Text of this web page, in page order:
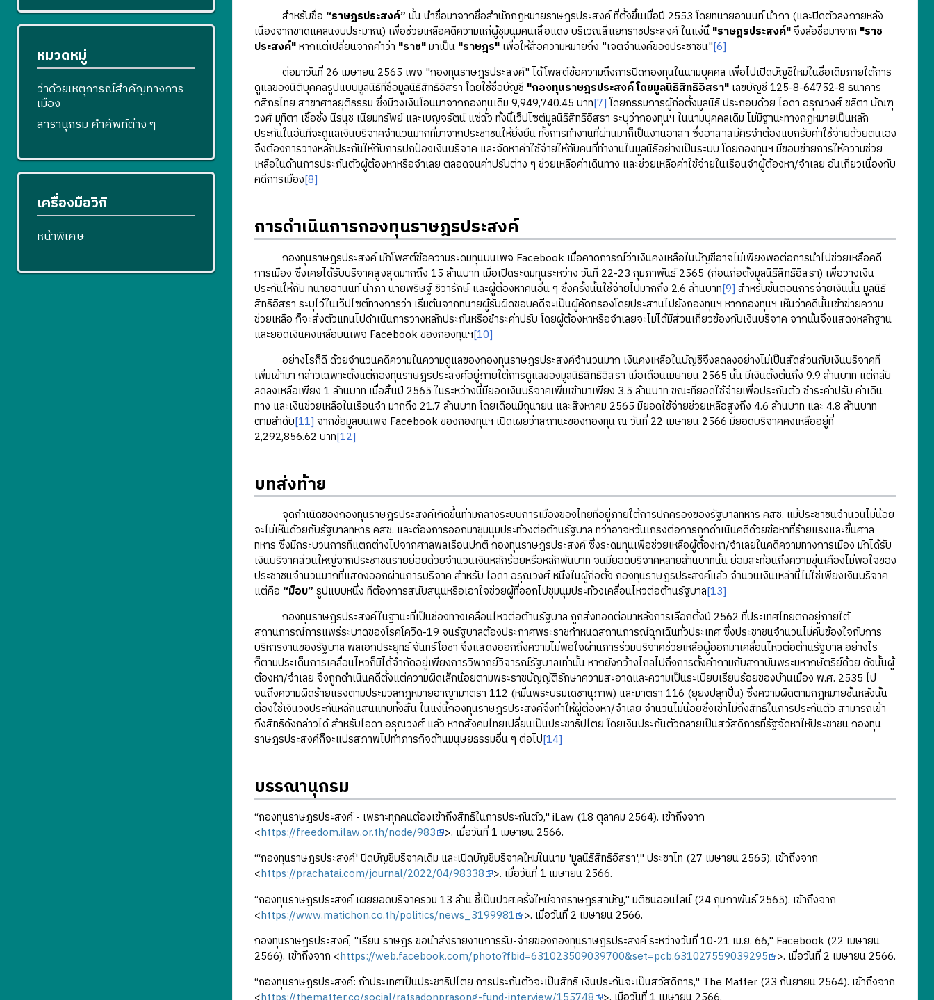
สำหรับชื่อ “ราษฎรประสงค์” นั้น นำชื่อมาจากชื่อสำนักกฎหมายราษฎรประสงค์ ที่ตั้งขึ้นเมื่อปี 2553 โดยทนายอานนท์ นำภา (และปิดตัวลงภายหลัง
เนื่องจากขาดแคลนงบประมาณ) เพื่อช่วยเหลือคดีความแก่ผู้ชุมนุมคนเสื้อแดง บริเวณสี่แยกราชประสงค์ ในแง่นี้"ราษฎรประสงค์"จึงล้อชื่อมาจาก "ราช
ประสงค์"หากแต่เปลี่ยนจากคำว่า "ราช"มาเป็น "ราษฎร"เพื่อให้สื่อความหมายถึง "เจตจำนงค์ของประชาชน"[6]
ต่อมาวันที่ 26 เมษายน 2565 เพจ "กองทุนราษฎรประสงค์" ได้โพสต์ข้อความถึงการปิดกองทุนในนามบุคคล เพื่อไปเปิดบัญชีใหม่ในชื่อเดิมภายใต้การ
ดูแลของนิติบุคคลรูปแบบมูลนิธิที่ชื่อมูลนิธิสิทธิอิสรา โดยใช้ชื่อบัญชี "กองทุนราษฎรประสงค์ โดยมูลนิธิสิทธิอิสรา"เลขบัญชี 125-8-64752-8 ธนาคาร
กสิกรไทย สาขาศาลยุติธรรม ซึ่งมีวงเงินโอนมาจากกองทุนเดิม 9,949,740.45 บาท[7]โดยกรรมการผู้ก่อตั้งมูลนิธิ ประกอบด้วย ไอดา อรุณวงศ์ ชลิตา บัณฑุ
วงศ์ มุทิตา เชื้อชั่ง นีรนุช เนียมทรัพย์ และเบญจรัตน์ แซ่ฉั่ว ทั้งนี้เว็ปไซต์มูลนิธิสิทธิอิสรา ระบุว่ากองทุนฯ ในนามบุคคลเดิม ไม่มีฐานะทางกฎหมายเป็นหลัก
ประกันในอันที่จะดูแลเงินบริจาคจำนวนมากที่มาจากประชาชนให้ยั่งยืน ทั้งการทำงานที่ผ่านมาก็เป็นงานอาสา ซึ่งอาสาสมัครจำต้องแบกรับค่าใช้จ่ายด้วยตนเอง
จึงต้องการวางหลักประกันให้กับการปกป้องเงินบริจาค และจัดหาค่าใช้จ่ายให้กับคนที่ทำงานในมูลนิธิอย่างเป็นระบบ โดยกองทุนฯ มีขอบข่ายการให้ความช่วย
เหลือในด้านการประกันตัวผู้ต้องหาหรือจำเลย ตลอดจนค่าปรับต่าง ๆ ช่วยเหลือค่าเดินทาง และช่วยเหลือค่าใช้จ่ายในเรือนจำผู้ต้องหา/จำเลย อันเกี่ยวเนื่องกับ
คดีการเมือง[8]
การดำเนินการกองทุนราษฎรประสงค์
กองทุนราษฎรประสงค์ มักโพสต์ข้อความระดมทุนบนเพจ Facebook เมื่อคาดการณ์ว่าเงินคงเหลือในบัญชีอาจไม่เพียงพอต่อการนำไปช่วยเหลือคดี
การเมือง ซึ่งเคยได้รับบริจาคสูงสุดมากถึง 15 ล้านบาท เมื่อเปิดระดมทุนระหว่าง วันที่ 22-23 กุมภาพันธ์ 2565 (ก่อนก่อตั้งมูลนิธิสิทธิอิสรา) เพื่อวางเงิน
ประกันให้กับ ทนายอานนท์ นำภา นายพริษฐ์ ชิวารักษ์ และผู้ต้องหาคนอื่น ๆ ซึ่งครั้งนั้นใช้จ่ายไปมากถึง 2.6 ล้านบาท[9] สำหรับขั้นตอนการจ่ายเงินนั้น มูลนิธิ
สิทธิอิสรา ระบุไว้ในเว็ปไซต์ทางการว่า เริ่มต้นจากทนายผู้รับผิดชอบคดีจะเป็นผู้คัดกรองโดยประสานไปยังกองทุนฯ หากกองทุนฯ เห็นว่าคดีนั้นเข้าข่ายความ
ช่วยเหลือ ก็จะส่งตัวแทนไปดำเนินการวางหลักประกันหรือชำระค่าปรับ โดยผู้ต้องหาหรือจำเลยจะไม่ได้มีส่วนเกี่ยวข้องกับเงินบริจาค จากนั้นจึงแสดงหลักฐาน
และยอดเงินคงเหลือบนเพจ Facebook ของกองทุนฯ[10]
อย่างไรก็ดี ด้วยจำนวนคดีความในความดูแลของกองทุนราษฎรประสงค์จำนวนมาก เงินคงเหลือในบัญชีจึงลดลงอย่างไม่เป็นสัดส่วนกับเงินบริจาคที่
เพิ่มเข้ามา กล่าวเฉพาะตั้งแต่กองทุนราษฎรประสงค์อยู่ภายใต้การดูแลของมูลนิธิสิทธิอิสรา เมื่อเดือนเมษายน 2565 นั้น มีเงินตั้งต้นถึง 9.9 ล้านบาท แต่กลับ
ลดลงเหลือเพียง 1 ล้านบาท เมื่อสิ้นปี 2565 ในระหว่างนี้มียอดเงินบริจาคเพิ่มเข้ามาเพียง 3.5 ล้านบาท ขณะที่ยอดใช้จ่ายเพื่อประกันตัว ชำระค่าปรับ ค่าเดิน
ทาง และเงินช่วยเหลือในเรือนจำ มากถึง 21.7 ล้านบาท โดยเดือนมิถุนายน และสิงหาคม 2565 มียอดใช้จ่ายช่วยเหลือสูงถึง 4.6 ล้านบาท และ 4.8 ล้านบาท
ตามลำดับ[11] จากข้อมูลบนเพจ Facebook ของกองทุนฯ เปิดเผยว่าสถานะของกองทุน ณ วันที่ 22 เมษายน 2566 มียอดบริจาคคงเหลืออยู่ที่
2,292,856.62 บาท[12]
บทส่งท้าย
จุดกำเนิดของกองทุนราษฎรประสงค์เกิดขึ้นท่ามกลางระบบการเมืองของไทยที่อยู่ภายใต้การปกครองของรัฐบาลทหาร คสช. แม้ประชาชนจำนวนไม่น้อย
จะไม่เห็นด้วยกับรัฐบาลทหาร คสช. และต้องการออกมาชุมนุมประท้วงต่อต้านรัฐบาล ทว่าอาจหวั่นเกรงต่อการถูกดำเนินคดีด้วยข้อหาที่ร้ายแรงและขึ้นศาล
ทหาร ซึ่งมีกระบวนการที่แตกต่างไปจากศาลพลเรือนปกติ กองทุนราษฎรประสงค์ ซึ่งระดมทุนเพื่อช่วยเหลือผู้ต้องหา/จำเลยในคดีความทางการเมือง มักได้รับ
เงินบริจาคส่วนใหญ่จากประชาชนรายย่อยด้วยจำนวนเงินหลักร้อยหรือหลักพันบาท จนมียอดบริจาคหลายล้านบาทนั้น ย่อมสะท้อนถึงความขุ่นเคืองไม่พอใจของ
ประชาชนจำนวนมากที่แสดงออกผ่านการบริจาค สำหรับ ไอดา อรุณวงศ์ หนึ่งในผู้ก่อตั้ง กองทุนราษฎรประสงค์แล้ว จำนวนเงินเหล่านี้ไม่ใช่เพียงเงินบริจาค
แต่คือ “ม็อบ” รูปแบบหนึ่ง ที่ต้องการสนับสนุนหรือเอาใจช่วยผู้ที่ออกไปชุมนุมประท้วงเคลื่อนไหวต่อต้านรัฐบาล[13]
กองทุนราษฎรประสงค์ในฐานะที่เป็นช่องทางเคลื่อนไหวต่อต้านรัฐบาล ถูกส่งทอดต่อมาหลังการเลือกตั้งปี 2562 ที่ประเทศไทยตกอยู่ภายใต้
สถานการณ์การแพร่ระบาดของโรคโควิด-19 จนรัฐบาลต้องประกาศพระราชกำหนดสถานการณ์ฉุกเฉินทั่วประเทศ ซึ่งประชาชนจำนวนไม่คับข้องใจกับการ
บริหารงานของรัฐบาล พลเอกประยุทธ์ จันทร์โอชา จึงแสดงออกถึงความไม่พอใจผ่านการร่วมบริจาคช่วยเหลือผู้ออกมาเคลื่อนไหวต่อต้านรัฐบาล อย่างไร
ก็ตามประเด็นการเคลื่อนไหวก็มิได้จำกัดอยู่เพียงการวิพากย์วิจารณ์รัฐบาลเท่านั้น หากยังกว้างไกลไปถึงการตั้งคำถามกับสถาบันพระมหากษัตริย์ด้วย ดังนั้นผู้
ต้องหา/จำเลย จึงถูกดำเนินคดีตั้งแต่ความผิดเล็กน้อยตามพระราชบัญญัติรักษาความสะอาดและความเป็นระเบียบเรียบร้อยของบ้านเมือง พ.ศ. 2535 ไป
จนถึงความผิดร้ายแรงตามประมวลกฎหมายอาญามาตรา 112 (หมิ่นพระบรมเดชานุภาพ) และมาตรา 116 (ยุยงปลุกปั่น) ซึ่งความผิดตามกฎหมายชั้นหลังนั้น
ต้องใช้เงินวงประกันหลักแสนแทบทั้งสิ้น ในแง่นี้กองทุนราษฎรประสงค์จึงทำให้ผู้ต้องหา/จำเลย จำนวนไม่น้อยซึ่งเข้าไม่ถึงสิทธิในการประกันตัว สามารถเข้า
ถึงสิทธิดังกล่าวได้ สำหรับไอดา อรุณวงศ์ แล้ว หากสังคมไทยเปลี่ยนเป็นประชาธิปไตย โดยเงินประกันตัวกลายเป็นสวัสดิการที่รัฐจัดหาให้ประชาชน กองทุน
ราษฎรประสงค์ก็จะแปรสภาพไปทำภารกิจด้านมนุษยธรรมอื่น ๆ ต่อไป[14]
บรรณานุกรม
“กองทุนราษฎรประสงค์ - เพราะทุกคนต้องเข้าถึงสิทธิในการประกันตัว," iLaw (18 ตุลาคม 2564). เข้าถึงจาก
<https://freedom.ilaw.or.th/node/983 >. เมื่อวันที่ 1 เมษายน 2566.
“‘กองทุนราษฎรประสงค์' ปิดบัญชีบริจาคเดิม และเปิดบัญชีบริจาคใหม่ในนาม 'มูลนิธิสิทธิอิสรา'," ประชาไท (27 เมษายน 2565). เข้าถึงจาก
<https://prachatai.com/journal/2022/04/98338 >. เมื่อวันที่ 1 เมษายน 2566.
“กองทุนราษฎรประสงค์ เผยยอดบริจาครวม 13 ล้าน ชี้เป็นปวศ.ครั้งใหม่จากราษฎรสามัญ," มติชนออนไลน์ (24 กุมภาพันธ์ 2565). เข้าถึงจาก
<https://www.matichon.co.th/politics/news_3199981 >. เมื่อวันที่ 2 เมษายน 2566.
กองทุนราษฎรประสงค์, "เรียน ราษฎร ขอนำส่งรายงานการรับ-จ่ายของกองทุนราษฎรประสงค์ ระหว่างวันที่ 10-21 เม.ย. 66," Facebook (22 เมษายน
2566). เข้าถึงจาก <https://web.facebook.com/photo?fbid=631023509039700&set=pcb.631027559039295 >. เมื่อวันที่ 2 เมษายน 2566.
“กองทุนราษฎรประสงค์: ถ้าประเทศเป็นประชาธิปไตย การประกันตัวจะเป็นสิทธิ เงินประกันจะเป็นสวัสดิการ," The Matter (23 กันยายน 2564). เข้าถึงจาก
หมวดหมู่
ว่าด้วยเหตุการณ์สำคัญทางการ
เมือง
สารานุกรม คำศัพท์ต่าง ๆ
เครื่องมือวิกิ
หน้าพิเศษ